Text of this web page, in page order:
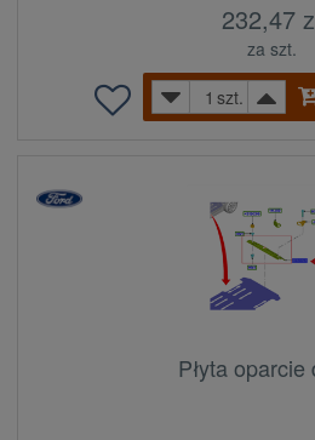
232,47
za szt.
szt.
Płyta oparcie